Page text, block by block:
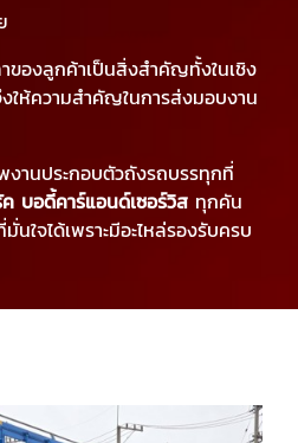
าของลูกค้าเป็นสิ่งสำคัญทั้งในเชิง
ให้ความสำคัญในการส่งมอบงาน
านประกอบตัวถังรถบรรทุกที่
บอดี้คาร์แอนด์เซอร์วิส ทุกคัน
ใจได้เพราะมีอะไหล่รองรับครบ